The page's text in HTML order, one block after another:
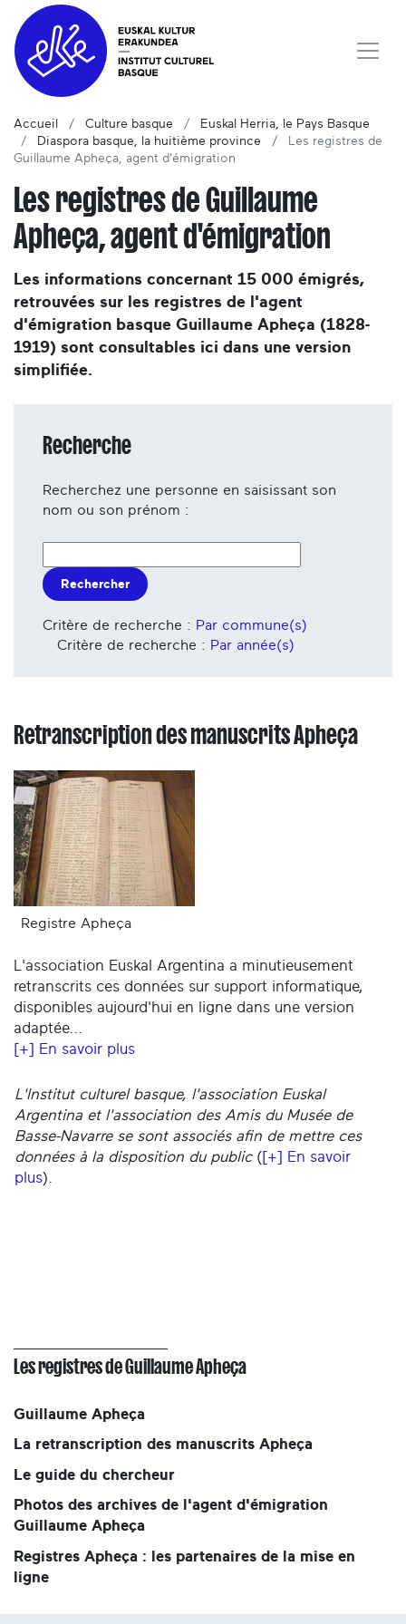
Accueil Culture basque
Euskal Herria, le Pays Basque
Diaspora basque, la huitième province
Les registres de
Guillaume Apheça, agent d'émigration
Les registres de Guillaume
Apheça, agent d'émigration
Les informations concernant 15 000 émigrés,
retrouvées sur les registres de l'agent
d'émigration basque Guillaume Apheça (1828-
1919) sont consultables ici dans une version
simplifiée.
Recherche
Recherchez une personne en saisissant son
nom ou son prénom :
Rechercher
Critère de recherche : Par commune(s)
Critère de recherche : Par année(s)
Retranscription des manuscrits Apheça
Registre Apheça
L'association Euskal Argentina a minutieusement
retranscrits ces données sur support informatique,
disponibles aujourd'hui en ligne dans une version
adaptée...
[+] En savoir plus
L'Institut culturel basque, l'association Euskal
Argentina et l'association des Amis du Musée de
Basse-Navarre se sont associés afin de mettre ces
données à la disposition du public([+] En savoir
plus).
Les registres de Guillaume Apheça
Guillaume Apheça
La retranscription des manuscrits Apheça
Le guide du chercheur
Photos des archives de l'agent d'émigration
Guillaume Apheça
Registres Apheça : les partenaires de la mise en
ligne